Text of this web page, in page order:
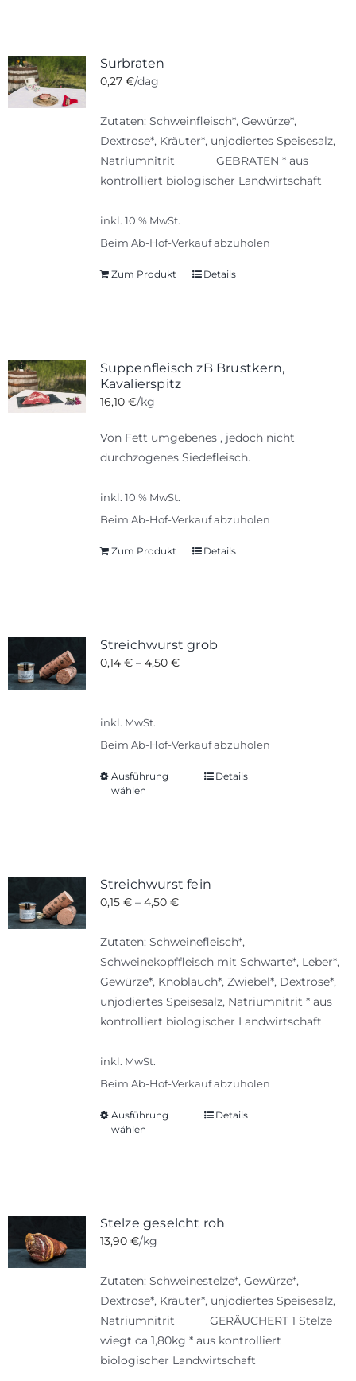
Surbraten
0,27 €/dag
Zutaten: Schweinfleisch*, Gewürze*,
Dextrose*, Kräuter*, unjodiertes Speisesalz,
Natriumnitrit GEBRATEN * aus
kontrolliert biologischer Landwirtschaft
inkl. 10 % MwSt.
Beim Ab-Hof-Verkauf abzuholen
Zum Produkt Details
Suppenfleisch zB Brustkern,
Kavalierspitz
16,10 €/kg
Von Fett umgebenes , jedoch nicht
durchzogenes Siedefleisch.
inkl. 10 % MwSt.
Beim Ab-Hof-Verkauf abzuholen
Zum Produkt Details
Streichwurst grob
0,14 €– 4,50 €
inkl. MwSt.
Beim Ab-Hof-Verkauf abzuholen
Ausführung
wählen
Dieses
können
auf
der
Produktseite
gewählt
Details
Streichwurst fein
0,15 €– 4,50 €
Zutaten: Schweinefleisch*,
Schweinekopffleisch mit Schwarte*, Leber*,
Gewürze*, Knoblauch*, Zwiebel*, Dextrose*,
unjodiertes Speisesalz, Natriumnitrit * aus
kontrolliert biologischer Landwirtschaft
inkl. MwSt.
Beim Ab-Hof-Verkauf abzuholen
Ausführung
wählen
Dieses
auf.
können
auf
der
Produktseite
gewählt
Details
Stelze geselcht roh
13,90 €/kg
Zutaten: Schweinestelze*, Gewürze*,
Dextrose*, Kräuter*, unjodiertes Speisesalz,
Natriumnitrit GERÄUCHERT 1 Stelze
wiegt ca 1,80kg * aus kontrolliert
biologischer Landwirtschaft